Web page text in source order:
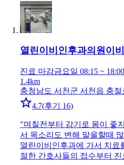
열린이비인후과의원이
진료 마감금요일 08:15 ~ 18:00
1.4km
충청남도 서천군 서천읍 충
4.7(후기 16)
"며칠전부터 감기로 몸이 좋
서 목소리도 변해 말을할때
열린이비인후과에 가서 치료
절한 간호사들의 접수부터 진